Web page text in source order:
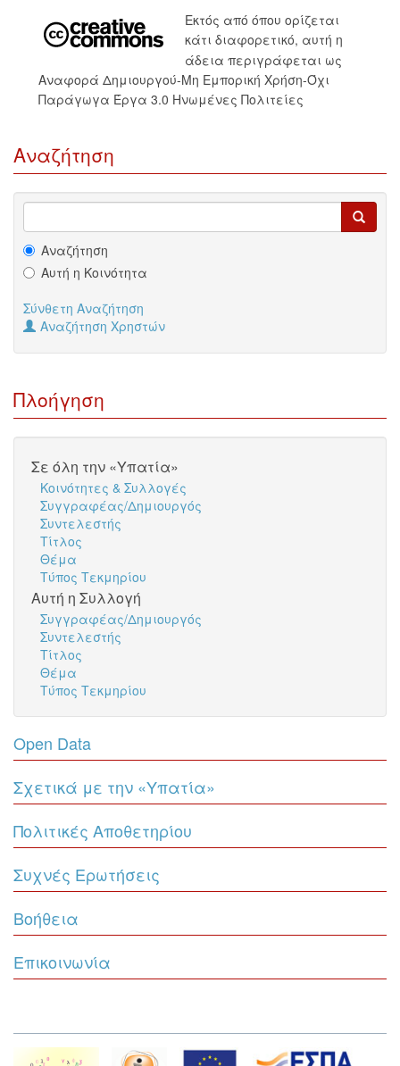
Εκτός από όπου ορίζεται
κάτι διαφορετικό, αυτή η
άδεια περιγράφεται ως
Αναφορά Δημιουργού-Μη Εμπορική Χρήση-Όχι
Παράγωγα Έργα 3.0 Ηνωμένες Πολιτείες
Αναζήτηση
Αναζήτηση
Αυτή η Κοινότητα
Σύνθετη Αναζήτηση
Αναζήτηση Χρηστών
Πλοήγηση
Σε όλη την «Υπατία»
Κοινότητες & Συλλογές
Συγγραφέας/Δημιουργός
Συντελεστής
Τίτλος
Θέμα
Τύπος Τεκμηρίου
Αυτή η Συλλογή
Συγγραφέας/Δημιουργός
Συντελεστής
Τίτλος
Θέμα
Τύπος Τεκμηρίου
Open Data
Σχετικά με την «Υπατία»
Πολιτικές Αποθετηρίου
Συχνές Ερωτήσεις
Βοήθεια
Επικοινωνία